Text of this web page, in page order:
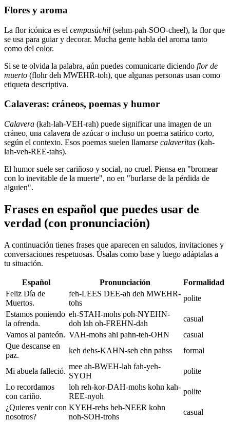
Flores y aroma
La flor icónica es el cempasúchil (sehm-pah-SOO-cheel), la flor que
se usa para guiar y decorar. Mucha gente habla del aroma tanto
como del color.
Si se te olvida la palabra, aún puedes comunicarte diciendo flor de
muerto (flohr deh MWEHR-toh), que algunas personas usan como
etiqueta descriptiva.
Calaveras: cráneos, poemas y humor
Calavera (kah-lah-VEH-rah) puede significar una imagen de un
cráneo, una calavera de azúcar o incluso un poema satírico corto,
según el contexto. Esos poemas suelen llamarse calaveritas (kah-
lah-veh-REE-tahs).
El humor suele ser cariñoso y social, no cruel. Piensa en "bromear
con lo inevitable de la muerte", no en "burlarse de la pérdida de
alguien".
Frases en español que puedes usar de
verdad (con pronunciación)
A continuación tienes frases que aparecen en saludos, invitaciones y
conversaciones respetuosas. Úsalas como base y luego adáptalas a
tu situación.
Español Pronunciación
Formalidad
Feliz Día de
Muertos.
feh-LEES DEE-ah deh MWEHR-
tohs
polite
Estamos poniendo
la ofrenda.
eh-STAH-mohs poh-NYEHN-
doh lah oh-FREHN-dah
casual
Vamos al panteón. VAH-mohs ahl pahn-teh-OHN
casual
Que descanse en
paz.
keh dehs-KAHN-seh ehn pahss formal
Mi abuela falleció.
mee ah-BWEH-lah fah-yeh-
SYOH
polite
Lo recordamos
con cariño.
loh reh-kor-DAH-mohs kohn kah-
REE-nyoh
polite
¿Quieres venir con
nosotros?
KYEH-rehs beh-NEER kohn
noh-SOH-trohs
casual